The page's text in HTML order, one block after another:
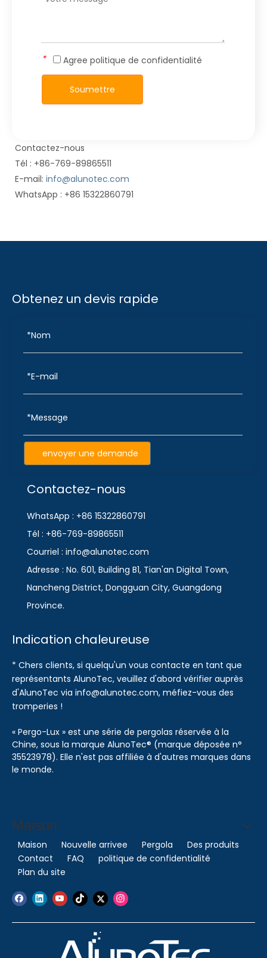
* Agree politique de confidentialité
Soumettre
Contactez-nous
Tél : +86-769-89865511
E-mail: info@alunotec.com
WhatsApp : +86 15322860791
Obtenez un devis rapide
envoyer une demande
Contactez-nous
WhatsApp : +86 15322860791
Tél : +86-769-89865511
Courriel : info@alunotec.com
Adresse : No. 601, Building B1, Tian'an Digital Town,
Nancheng District, Dongguan City, Guangdong
Province.
Indication chaleureuse
* Chers clients, si quelqu'un vous contacte en tant que
représentants AlunoTec, veuillez d'abord vérifier auprès
d'AlunoTec via info@alunotec.com, méfiez-vous des
tromperies !
« Pergo-Lux » est une série de pergolas réservée à la
Chine, sous la marque AlunoTec® (marque déposée n°
35523978). Elle n'est pas affiliée à d'autres marques dans
le monde.
Maison
Maison Nouvelle arrivee Pergola
Des produits
Contact
FAQ
politique de confidentialité
Plan du site